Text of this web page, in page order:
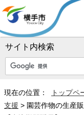
サイト内検索
現在の位置： トップペ
支援 > 園芸作物の生産